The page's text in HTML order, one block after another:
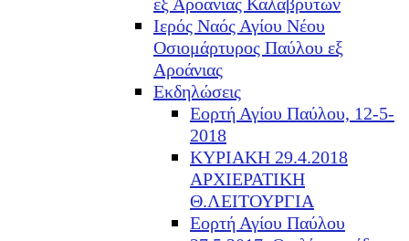
Ιερός Ναός Αγίου Νέου
Οσιομάρτυρος Παύλου εξ
Αροάνιας
Εκδηλώσεις
Εορτή Αγίου Παύλου, 12-5-
2018
ΚΥΡΙΑΚΗ 29.4.2018
ΑΡΧΙΕΡΑΤΙΚΗ
Θ.ΛΕΙΤΟΥΡΓΙΑ
Εορτή Αγίου Παύλου